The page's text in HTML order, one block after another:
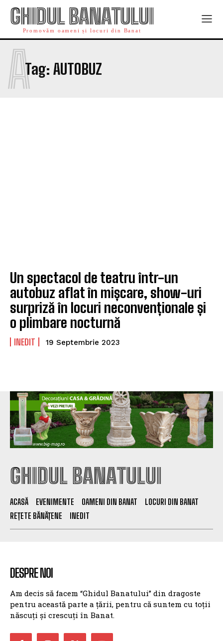
GHIDUL BANATULUI
Promovăm oameni și locuri din Banat
Tag: AUTOBUZ
A
Un spectacol de teatru într-un
autobuz aflat în mișcare, show-uri
surpriză în locuri neconvenționale și
o plimbare nocturnă
INEDIT 19 Septembrie 2023
GHIDUL BANATULUI
ACASĂ EVENIMENTE OAMENI DIN BANAT
LOCURI DIN BANAT
REȚETE BĂNĂȚENE
INEDIT
DESPRE NOI
Am decis să facem “Ghidul Banatului” din dragoste
pentru această parte a țării, pentru că suntem cu toții
născuți și crescuți în Banat.